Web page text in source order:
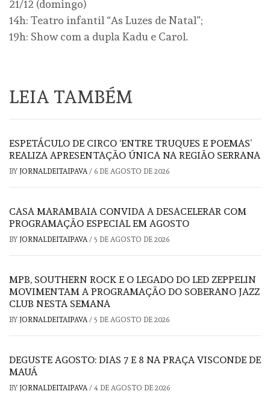
21/12 (domingo)
14h: Teatro infantil “As Luzes de Natal”;
19h: Show com a dupla Kadu e Carol.
LEIA TAMBÉM
ESPETÁCULO DE CIRCO ‘ENTRE TRUQUES E POEMAS’
REALIZA APRESENTAÇÃO ÚNICA NA REGIÃO SERRANA
BY JORNALDEITAIPAVA/ 6 DE AGOSTO DE 2026
CASA MARAMBAIA CONVIDA A DESACELERAR COM
PROGRAMAÇÃO ESPECIAL EM AGOSTO
BY JORNALDEITAIPAVA/ 5 DE AGOSTO DE 2026
MPB, SOUTHERN ROCK E O LEGADO DO LED ZEPPELIN
MOVIMENTAM A PROGRAMAÇÃO DO SOBERANO JAZZ
CLUB NESTA SEMANA
BY JORNALDEITAIPAVA/ 5 DE AGOSTO DE 2026
DEGUSTE AGOSTO: DIAS 7 E 8 NA PRAÇA VISCONDE DE
MAUÁ
BY JORNALDEITAIPAVA/ 4 DE AGOSTO DE 2026